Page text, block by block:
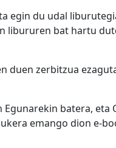
egin du udal
libururen bat hartu
duen zerbitzua
batera, eta
emango dion e-